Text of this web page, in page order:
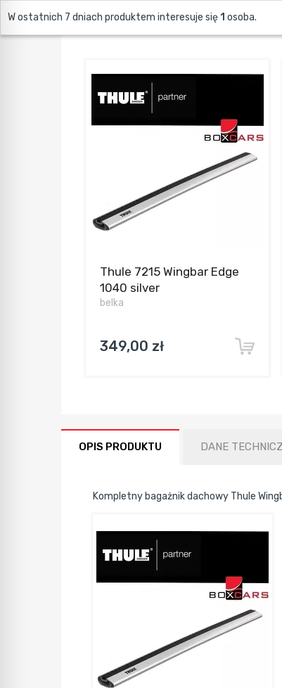
ZOBACZ ELEMENTY BAGAŻNIKA
Thule 7215 Wingbar Edge
1040 silver
belka
349,00 zł
OPIS PRODUKTU DANE
Kompletny bagażnik dachowy Thule
W ostatnich 7 dniach produktem interesuje się 1 osoba.